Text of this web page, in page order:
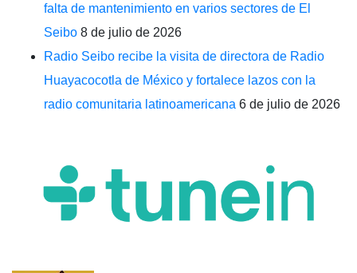
falta de mantenimiento en varios sectores de El
Seibo 8 de julio de 2026
Radio Seibo recibe la visita de directora de Radio
Huayacocotla de México y fortalece lazos con la
radio comunitaria latinoamericana 6 de julio de 2026